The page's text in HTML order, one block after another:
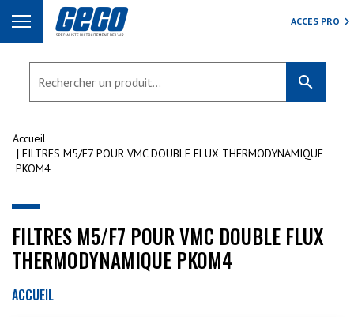
ACCÈS PRO
search
Accueil
FILTRES M5/F7 POUR VMC DOUBLE FLUX THERMODYNAMIQUE
PKOM4
FILTRES M5/F7 POUR VMC DOUBLE FLUX
THERMODYNAMIQUE PKOM4
ACCUEIL